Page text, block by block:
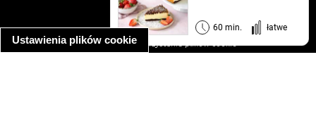
Ustawienia plików cookie
60 min. łatwe
regulamin
informacja o prywatności
informacja o wykorzystaniu plików cookie